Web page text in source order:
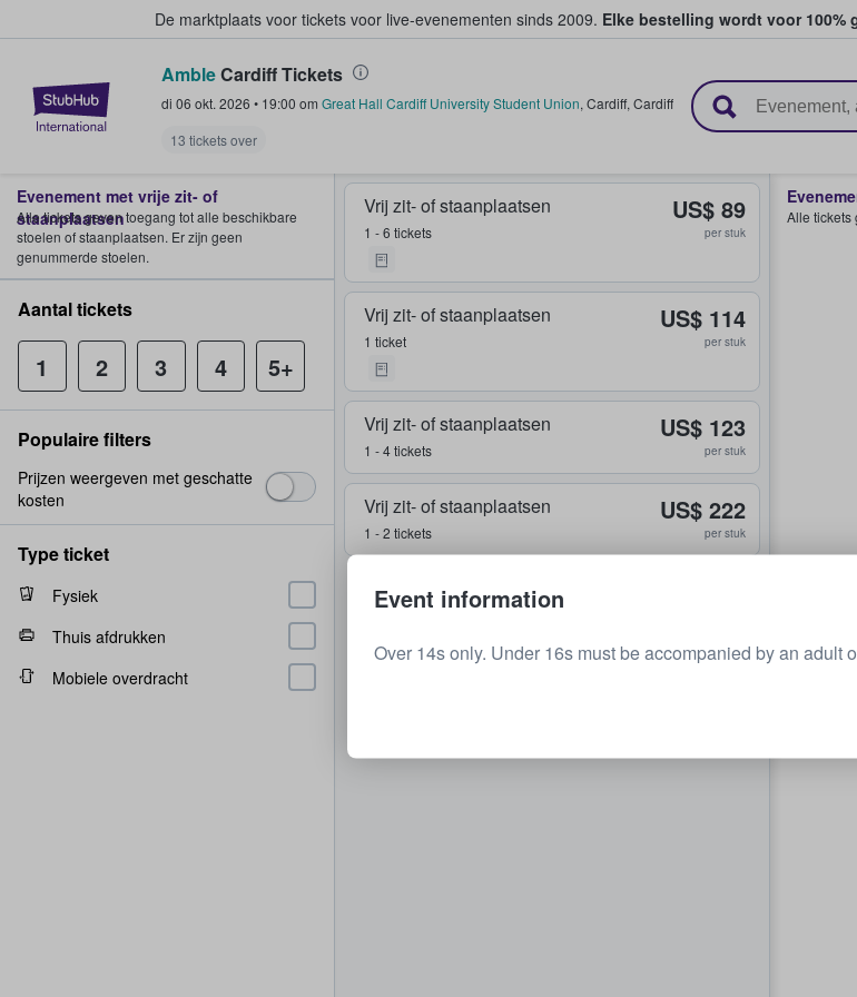
De marktplaats voor tickets voor live-evenementen sinds 2009. Elke bestelling wordt voor 100%
StubHub: waar fans tickets kopen en verkopen
AmbleCardiff Tickets
di 06 okt. 2026 • 19:00 om Great Hall Cardiff University Student Union, Cardiff, Cardiff
13 tickets over
Vrij zit- of staanplaatsen
1 - 6 tickets
US$ 89
per stuk
Vrij zit- of staanplaatsen
1 ticket
US$ 114
per stuk
Vrij zit- of staanplaatsen
1 - 4 tickets
US$ 123
per stuk
Vrij zit- of staanplaatsen
1 - 2 tickets
US$ 222
per stuk
Alle tickets
Evenement met vrije zit- of
staanplaatsen
Alle tickets geven toegang tot alle beschikbare
stoelen of staanplaatsen. Er zijn geen
genummerde stoelen.
Aantal tickets
1 2 3 4 5+
Populaire filters
Prijzen weergeven met geschatte
kosten
Type ticket
Fysiek
Thuis afdrukken
Mobiele overdracht
Event information
Over 14s only. Under 16s must be accompanied by an adult